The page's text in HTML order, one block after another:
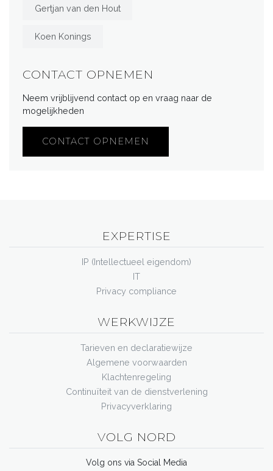
Gertjan van den Hout
Koen Konings
CONTACT OPNEMEN
Neem vrijblijvend contact op en vraag naar de
mogelijkheden
CONTACT OPNEMEN
EXPERTISE
IP (Intellectueel eigendom)
IT
Privacy compliance
WERKWIJZE
Tarieven en declaratiewijze
Algemene voorwaarden
Klachtenregeling
Continuïteit van de dienstverlening
Privacyverklaring
VOLG NORD
Volg ons via Social Media